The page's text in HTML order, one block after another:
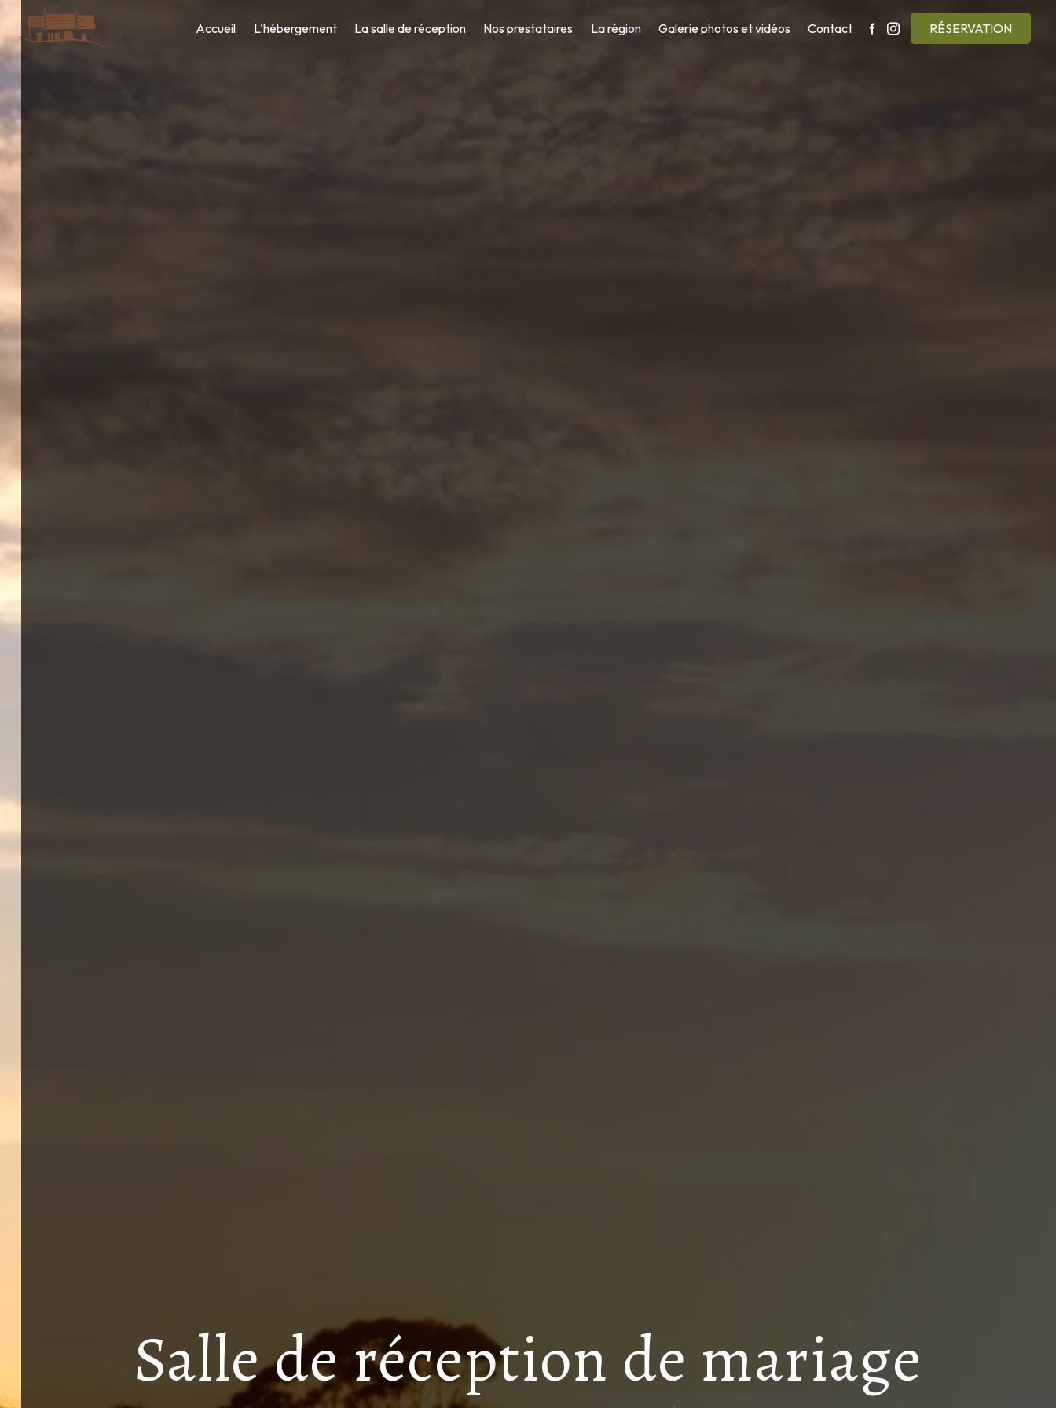
Accueil L'hébergement La salle de réception Nos prestataires La région Galerie photos et vidéos Contact RÉSERVATION
Salle de réception de mariage
Panneau de gestion des cookies